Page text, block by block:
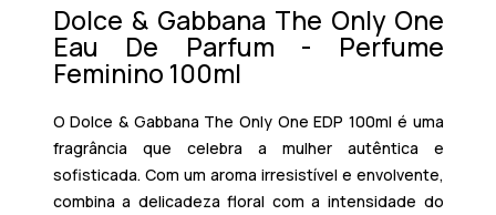
Dolce & Gabbana The Only One
Eau De Parfum - Perfume
Feminino 100ml
ODolce & Gabbana The Only One EDP 100ml é uma
fragrância que celebra a mulher autêntica e
sofisticada. Com um aroma irresistível e envolvente,
combina a delicadeza floral com a intensidade do